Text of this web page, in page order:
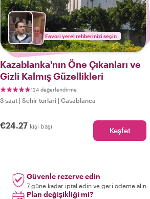
Favori yerel rehberinizi seçin
Kazablanka'nın Öne Çıkanları ve
Gizli Kalmış Güzellikleri
124 değerlendirme
3 saat | Sehir turlari | Casablanca
€24.27 kişi başı Keşfet
Güvenle rezerve edin
7 güne kadar iptal edin ve geri ödeme alın
Plan değişikliği mi?